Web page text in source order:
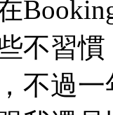
不習
不過